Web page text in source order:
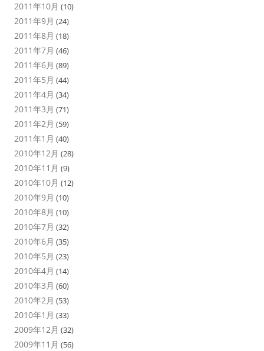
2011年10月 (10)
2011年9月 (24)
2011年8月 (18)
2011年7月 (46)
2011年6月 (89)
2011年5月 (44)
2011年4月 (34)
2011年3月 (71)
2011年2月 (59)
2011年1月 (40)
2010年12月 (28)
2010年11月 (9)
2010年10月 (12)
2010年9月 (10)
2010年8月 (10)
2010年7月 (32)
2010年6月 (35)
2010年5月 (23)
2010年4月 (14)
2010年3月 (60)
2010年2月 (53)
2010年1月 (33)
2009年12月 (32)
2009年11月 (56)